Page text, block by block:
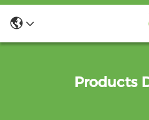
Products